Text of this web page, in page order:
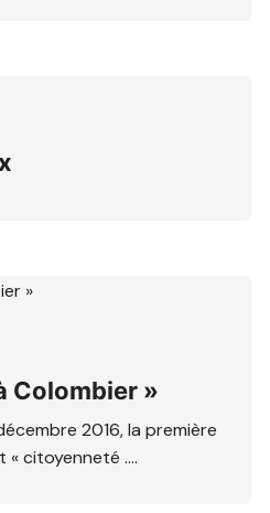
Colombier »
2016, la première
« citoyenneté ….